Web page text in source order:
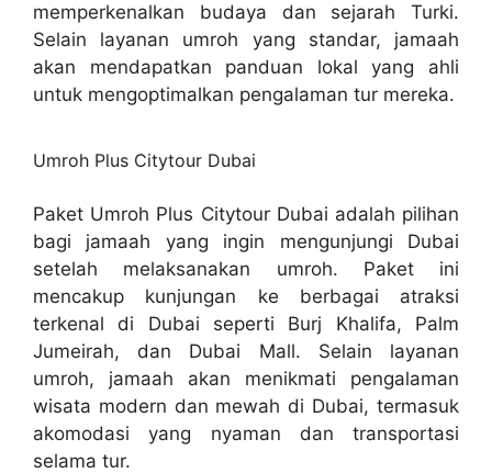
memperkenalkan budaya dan sejarah Turki.
Selain layanan umroh yang standar, jamaah
akan mendapatkan panduan lokal yang ahli
untuk mengoptimalkan pengalaman tur mereka.
Umroh Plus Citytour Dubai
Paket Umroh Plus Citytour Dubai adalah pilihan
bagi jamaah yang ingin mengunjungi Dubai
setelah melaksanakan umroh. Paket ini
mencakup kunjungan ke berbagai atraksi
terkenal di Dubai seperti Burj Khalifa, Palm
Jumeirah, dan Dubai Mall. Selain layanan
umroh, jamaah akan menikmati pengalaman
wisata modern dan mewah di Dubai, termasuk
akomodasi yang nyaman dan transportasi
selama tur.